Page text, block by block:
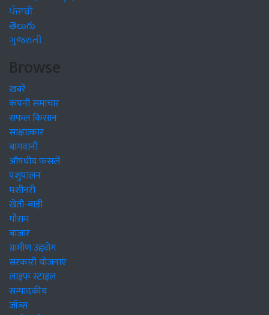
ਪੰਜਾਬੀ
తెలుగు
ગુજરાતી
Browse
खबरें
कंपनी समाचार
सफल किसान
साक्षात्कार
बागवानी
औषधीय फसलें
पशुपालन
मशीनरी
खेती-बाड़ी
मौसम
बाजार
ग्रामीण उद्द्योग
सरकारी योजनाएं
लाइफ स्टाइल
सम्पादकीय
जॉब्स